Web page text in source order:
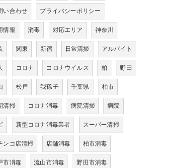
い合わせ プライバシーポリシー
情報 消毒 対応エリア 神奈川
関東 新宿 日常清掃 アルバイト
コロナ コロナウイルス 柏 野田
松戸 我孫子 千葉県 柏市
清掃 コロナ消毒 病院清掃 病院
新型コロナ消毒業者 スーパー清掃
ンコ店清掃 店舗消毒 柏市消毒
市消毒 流山市消毒 野田市消毒